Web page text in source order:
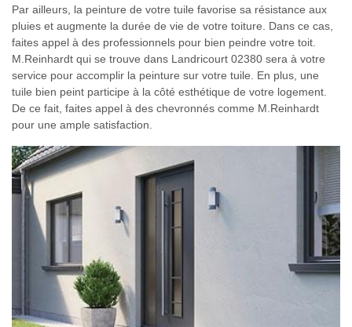
Par ailleurs, la peinture de votre tuile favorise sa résistance aux
pluies et augmente la durée de vie de votre toiture. Dans ce cas,
faites appel à des professionnels pour bien peindre votre toit.
M.Reinhardt qui se trouve dans Landricourt 02380 sera à votre
service pour accomplir la peinture sur votre tuile. En plus, une
tuile bien peint participe à la côté esthétique de votre logement.
De ce fait, faites appel à des chevronnés comme M.Reinhardt
pour une ample satisfaction.